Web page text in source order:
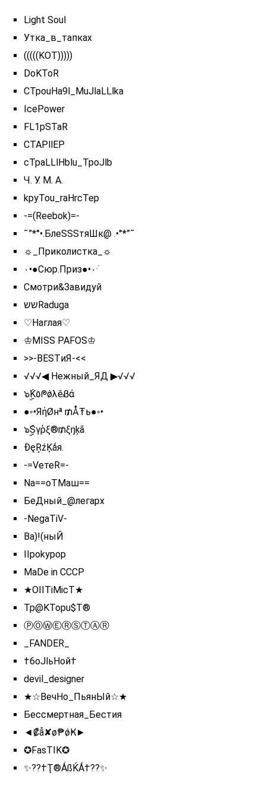
Light Soul
Утка_в_тапках
(((((KOT)))))
DoKToR
CTpouHa9l_MuJlaLLlka
IcePower
FL1pSTaR
CTAPllEP
cTpaLLlHblu_TpoJlb
Ч. У. М. А.
kpyTou_raHrcTep
-=(Reebok)=-
˜”*°•.БлеSSSтяШк@ .•°*”˜
☼_Приколистка_☼
٠•●Сюр.Приз●•٠·˙
Смотри&Завидуй
ששRaduga
♡Наглая♡
♔MISS PAFOS♔
>>-ВЕSTиЯ-<<
√√√◀ Нежный_ЯД ▶√√√
๖ۣۣۜK٥ᖘǿλěᏰά
●◦•ЯήØнª ₥ÅŦь●◦•
๖ۣۣۜSγῥξ®₥ξŋķã
ĐęŖźĶǻя.
-=VетеR=-
Na==оTMаш==
БеДный_@легарх
-NegaTiV-
Ва)!(ныЙ
IIpokypop
MaDe in CCCP
★OIITiMicT★
Tp@KTopu$T®
ⓅⓄⓌⒺⓇⓈⓉⒶⓇ
_FANDER_
†6oJlьHoй†
devil_designer
★☆ВечНо_ПьянЫй☆★
Бессмертная_Бестия
◄₡ẫ✘ø₱ǿҜ►
✪FasTIK✪
✨??†Ţ®ǺßЌǺ†??✨